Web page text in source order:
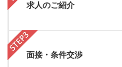
求人のご紹介
面接・条件交渉